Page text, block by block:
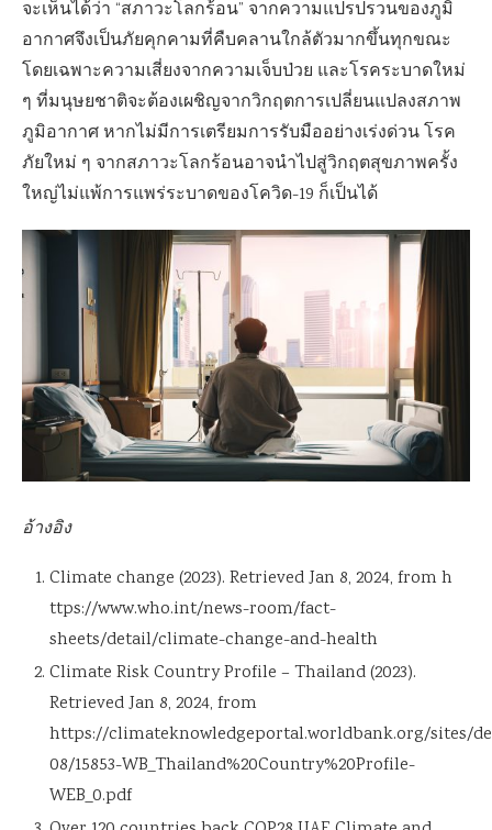
จะเห็นได้ว่า “สภาวะโลกร้อน” จากความแปรปรวนของภูมิ
อากาศจึงเป็นภัยคุกคามที่คืบคลานใกล้ตัวมากขึ้นทุกขณะ
โดยเฉพาะความเสี่ยงจากความเจ็บป่วย และโรคระบาดใหม่
ๆ ที่มนุษยชาติจะต้องเผชิญจากวิกฤตการเปลี่ยนแปลงสภาพ
ภูมิอากาศ หากไม่มีการเตรียมการรับมืออย่างเร่งด่วน โรค
ภัยใหม่ ๆ จากสภาวะโลกร้อนอาจนำไปสู่วิกฤตสุขภาพครั้ง
ใหญ่ไม่แพ้การแพร่ระบาดของโควิด-19 ก็เป็นได้
อ้างอิง
Climate change (2023). Retrieved Jan 8, 2024, from h
ttps://www.who.int/news-room/fact-
sheets/detail/climate-change-and-health
Climate Risk Country Profile – Thailand (2023).
Retrieved Jan 8, 2024, from
https://climateknowledgeportal.worldbank.org/sites/
08/15853-WB_Thailand%20Country%20Profile-
WEB_0.pdf